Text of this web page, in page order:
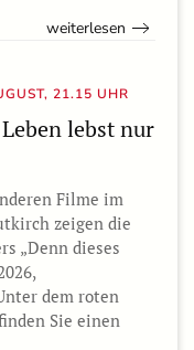
weiterlesen
21.15 UHR
lebst nur
Filme im
zeigen die
„Denn dieses
dem roten
Sie einen